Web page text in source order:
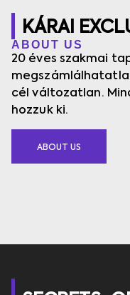
KÁRAI
ABOUT US
20 éves szakmai
cél változatlan.
hozzuk ki.
ABOUT US